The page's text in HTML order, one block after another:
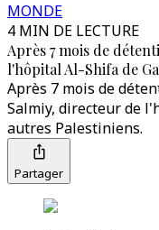
MONDE
4 MIN DE LECTURE
Après 7 mois de
l'hôpital Al-Shifa de
Après 7 mois de
Salmiy, directeur de
autres Palestiniens.
Partager